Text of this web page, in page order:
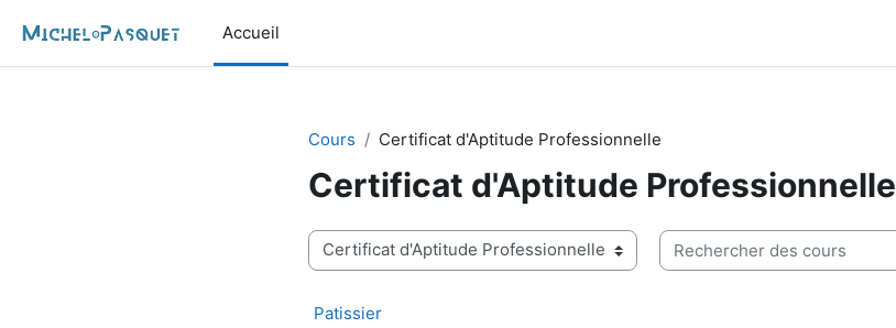
Accueil
Cours Certificat d'Aptitude Professionnelle
Certificat d'Aptitude Professionnelle
Catégories de cours
Rechercher des cours
Patissier